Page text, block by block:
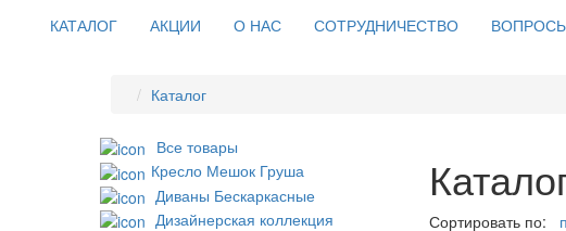
КАТАЛОГ АКЦИИ О НАС СОТРУДНИЧЕСТВО
Каталог
Все товары
Кресло Мешок Груша
Диваны Бескаркасные
Дизайнерская коллекция
Сортировать по: